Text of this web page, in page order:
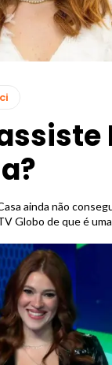
ainda não
Globo de que é